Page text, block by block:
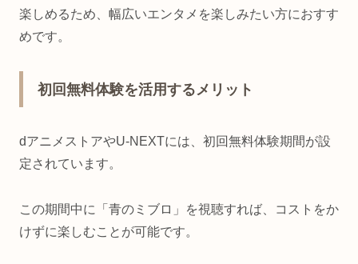
楽しめるため、幅広いエンタメを楽しみたい方におすす
めです。
初回無料体験を活用するメリット
dアニメストアやU-NEXTには、初回無料体験期間が設
定されています。
この期間中に「青のミブロ」を視聴すれば、コストをか
けずに楽しむことが可能です。